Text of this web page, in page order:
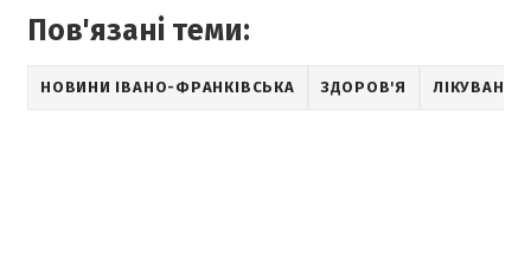
Пов'язані теми:
НОВИНИ ІВАНО-ФРАНКІВСЬКА ЗДОРОВ'Я ЛІКУВАННЯ